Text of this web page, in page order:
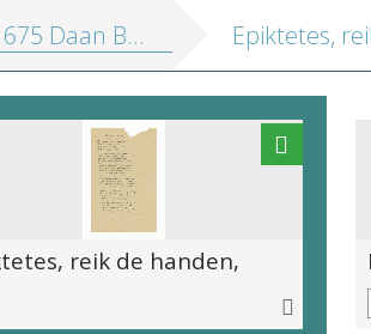
Daan Boens handschriften Epiktetes,
reik de handen,